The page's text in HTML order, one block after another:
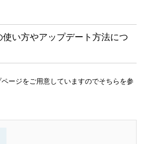
使い方やアップデート方法につ
ージをご用意していますのでそちらを参